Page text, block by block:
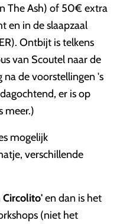
The Ash) of 50€ extra
en in de slaapzaal
Ontbijt is telkens
van Scoutel naar de
na de voorstellingen 's
er is op
meer.)
mogelijk
verschillende
Circolito'en dan is het
(niet het